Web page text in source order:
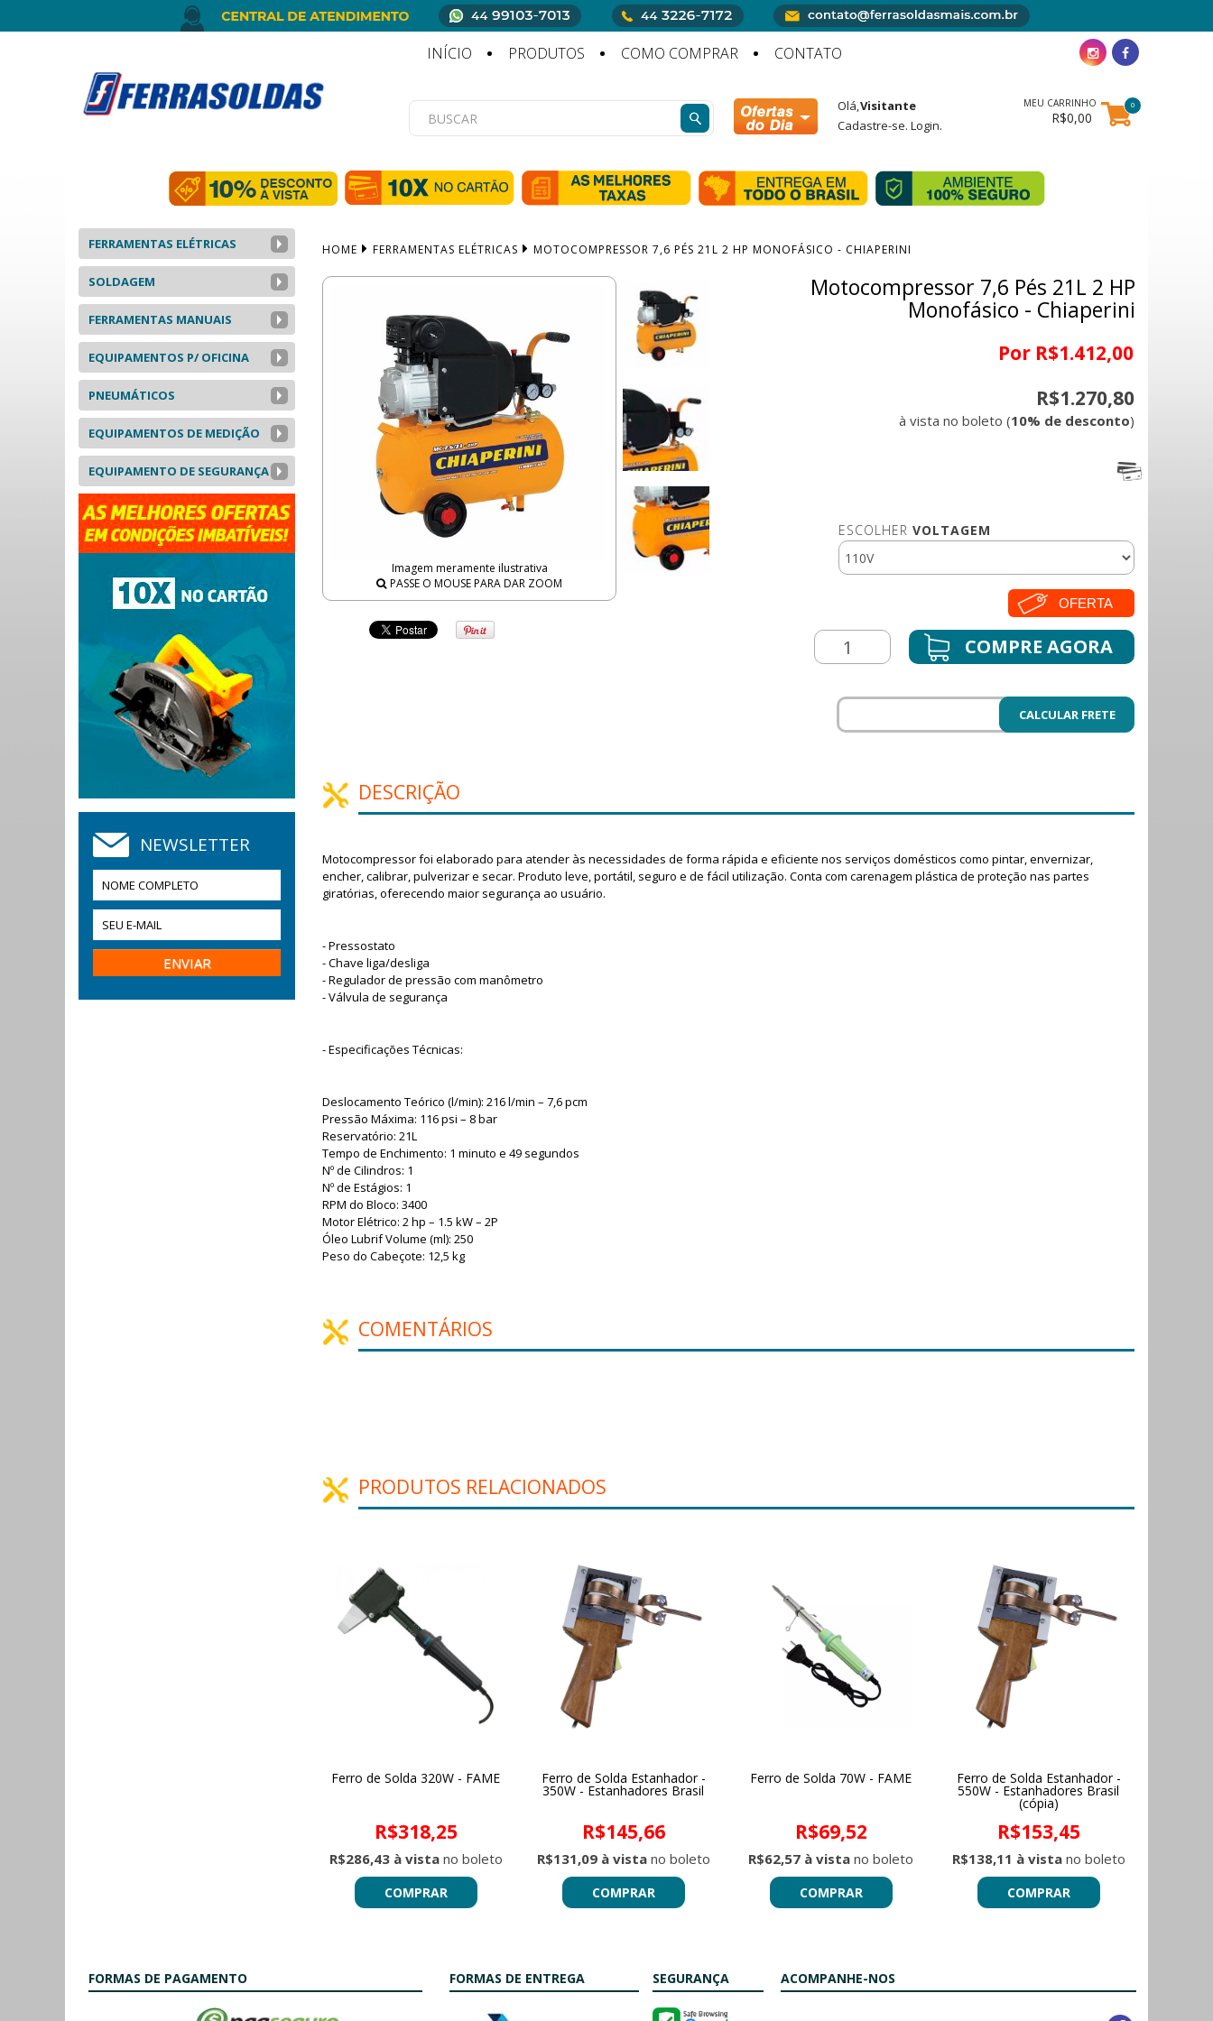
INÍCIO PRODUTOS COMO COMPRAR CONTATO
Olá,Visitante
Cadastre-se. Login.
0
MEU CARRINHO
R$0,00
FERRAMENTAS ELÉTRICAS
SOLDAGEM
FERRAMENTAS MANUAIS
EQUIPAMENTOS P/ OFICINA
PNEUMÁTICOS
EQUIPAMENTOS DE MEDIÇÃO
EQUIPAMENTO DE SEGURANÇA
NEWSLETTER
HOME FERRAMENTAS ELÉTRICAS MOTOCOMPRESSOR 7,6 PÉS 21L 2 HP MONOFÁSICO - CHIAPERINI
Imagem meramente ilustrativa
PASSE O MOUSE PARA DAR ZOOM
Motocompressor 7,6 Pés 21L 2 HP
Monofásico - Chiaperini
Por R$1.412,00
R$1.270,80
à vista no boleto (10% de desconto)
ESCOLHER VOLTAGEM
OFERTA
CALCULAR FRETE
DESCRIÇÃO
Motocompressor foi elaborado para atender às necessidades de forma rápida e eficiente nos serviços domésticos como pintar, envernizar,
encher, calibrar, pulverizar e secar. Produto leve, portátil, seguro e de fácil utilização. Conta com carenagem plástica de proteção nas partes
giratórias, oferecendo maior segurança ao usuário.
- Pressostato
- Chave liga/desliga
- Regulador de pressão com manômetro
- Válvula de segurança
- Especificações Técnicas:
Deslocamento Teórico (l/min): 216 l/min – 7,6 pcm
Pressão Máxima: 116 psi – 8 bar
Reservatório: 21L
Tempo de Enchimento: 1 minuto e 49 segundos
Nº de Cilindros: 1
Nº de Estágios: 1
RPM do Bloco: 3400
Motor Elétrico: 2 hp – 1.5 kW – 2P
Óleo Lubrif Volume (ml): 250
Peso do Cabeçote: 12,5 kg
COMENTÁRIOS
PRODUTOS RELACIONADOS
Ferro de Solda 320W - FAME
R$318,25
R$286,43 à vistano boleto
COMPRAR
Ferro de Solda Estanhador -
350W - Estanhadores Brasil
R$145,66
R$131,09 à vistano boleto
COMPRAR
Ferro de Solda 70W - FAME
R$69,52
R$62,57 à vista no boleto
COMPRAR
Ferro de Solda Estanhador -
550W - Estanhadores Brasil
(cópia)
R$153,45
R$138,11 à vistano boleto
COMPRAR
FORMAS DE PAGAMENTO FORMAS DE ENTREGA SEGURANÇA ACOMPANHE-NOS